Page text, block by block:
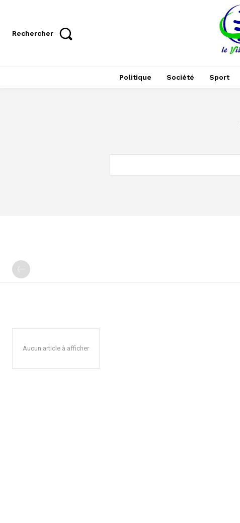
Rechercher
Politique Société Sport
Aucun article à afficher